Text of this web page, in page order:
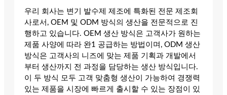
우리 회사는 변기 발수제 제조에 특화된 전문 제조회
사로서, OEM 및 ODM 방식의 생산을 전문적으로 진
행하고 있습니다. OEM 생산 방식은 고객사가 원하는
제품 사양에 따라 완1 공급하는 방법이며, ODM 생산
방식은 고객사의 니즈에 맞는 제품 기획과 개발에서
부터 생산까지 전 과정을 담당하는 생산 방식입니다.
이 두 방식 모두 고객 맞춤형 생산이 가능하여 경쟁력
있는 제품을 시장에 빠르게 출시할 수 있는 장점이 있